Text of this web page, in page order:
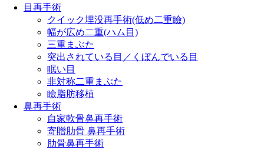
目再手術
クイック埋没再手術(低め二重瞼)
幅が広め二重(ハム目)
三重まぶた
突出されている目／くぼんでいる目
眠い目
非対称二重まぶた
瞼脂肪移植
鼻再手術
自家軟骨鼻再手術
寄贈肋骨 鼻再手術
肋骨鼻再手術